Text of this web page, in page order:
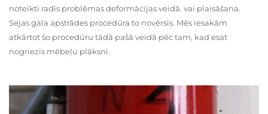
noteikti radīs problēmas deformācijas veidā. vai plaisāšana.
Sejas gala apstrādes procedūra to novērsīs. Mēs iesakām
atkārtot šo procedūru tādā pašā veidā pēc tam, kad esat
nogriezis mēbeļu plāksni.